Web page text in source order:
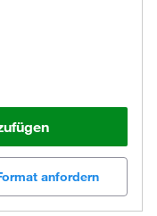
anfordern